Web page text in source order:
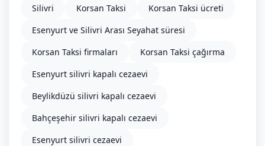
Silivri
Korsan Taksi
Korsan Taksi ücreti
Esenyurt ve Silivri Arası Seyahat süresi
Korsan Taksi firmaları
Korsan Taksi çağırma
Esenyurt silivri kapalı cezaevi
Beylikdüzü silivri kapalı cezaevi
Bahçeşehir silivri kapalı cezaevi
Esenyurt silivri cezaevi